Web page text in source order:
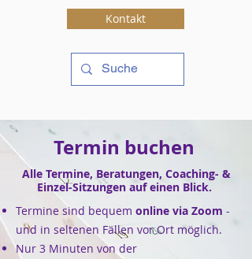
Kontakt
Termin buchen
Alle Termine, Beratungen, Coaching- &
Einzel-Sitzungen auf einen Blick.
Termine sind bequem online via Zoom -
und in seltenen Fällen vor Ort möglich.
Nur 3 Minuten von der